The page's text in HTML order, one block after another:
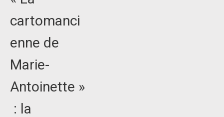
cartomanci
enne de
Marie-
Antoinette »
: la